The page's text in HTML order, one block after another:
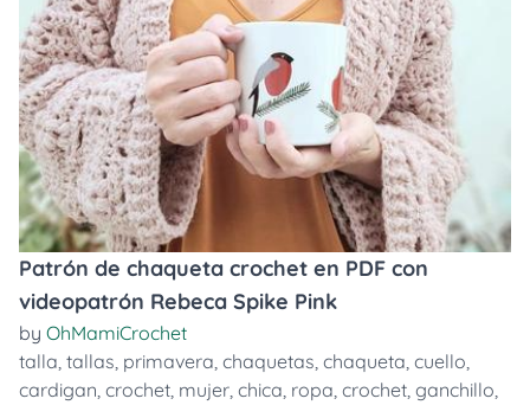
Patrón de chaqueta crochet en PDF con
videopatrón Rebeca Spike Pink
by OhMamiCrochet
talla, tallas, primavera, chaquetas, chaqueta, cuello,
cardigan, crochet, mujer, chica, ropa, crochet, ganchillo,